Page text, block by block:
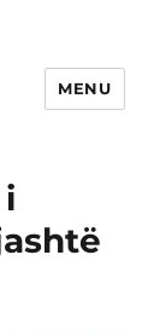
MENU